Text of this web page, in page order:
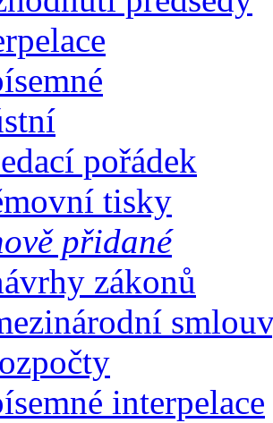
pořádek
tisky
přidané
zákonů
interpelace